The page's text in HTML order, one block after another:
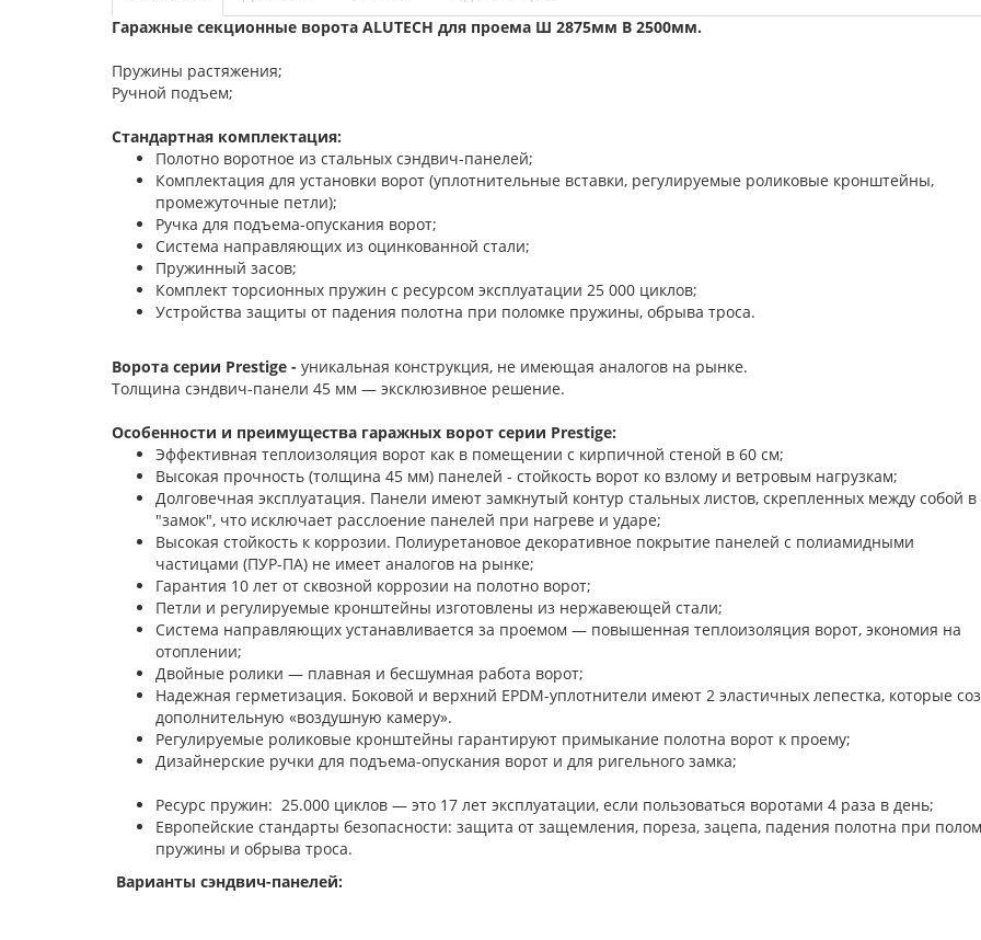
Гаражные секционные ворота ALUTECH для проема Ш 2875мм В 2500мм.
Пружины растяжения;
Ручной подъем;
Стандартная комплектация:
Полотно воротное из стальных сэндвич-панелей;
Комплектация для установки ворот (уплотнительные вставки, регулируемые роликовые кронштейны,
промежуточные петли);
Ручка для подъема-опускания ворот;
Система направляющих из оцинкованной стали;
Пружинный засов;
Комплект торсионных пружин с ресурсом эксплуатации 25 000 циклов;
Устройства защиты от падения полотна при поломке пружины, обрыва троса.
Ворота серии Prestige - уникальная конструкция, не имеющая аналогов на рынке.
Толщина сэндвич-панели 45 мм — эксклюзивное решение.
Особенности и преимущества гаражных ворот серии Prestige:
Эффективная теплоизоляция ворот как в помещении с кирпичной стеной в 60 см;
Высокая прочность (толщина 45 мм) панелей - стойкость ворот ко взлому и ветровым нагрузкам;
Долговечная эксплуатация. Панели имеют замкнутый контур стальных листов, скрепленных между собой в
"замок", что исключает расслоение панелей при нагреве и ударе;
Высокая стойкость к коррозии. Полиуретановое декоративное покрытие панелей с полиамидными
частицами (ПУР-ПА) не имеет аналогов на рынке;
Гарантия 10 лет от сквозной коррозии на полотно ворот;
Петли и регулируемые кронштейны изготовлены из нержавеющей стали;
Система направляющих устанавливается за проемом — повышенная теплоизоляция ворот, экономия на
отоплении;
Двойные ролики — плавная и бесшумная работа ворот;
Надежная герметизация. Боковой и верхний EPDM-уплотнители имеют 2 эластичных лепестка, которые
дополнительную «воздушную камеру».
Регулируемые роликовые кронштейны гарантируют примыкание полотна ворот к проему;
Дизайнерские ручки для подъема-опускания ворот и для ригельного
Ресурс пружин: 25.000 циклов — это 17 лет эксплуатации, если пользоваться воротами 4 раза в день;
Европейские стандарты безопасности: защита от защемления, пореза, зацепа, падения полотна при
пружины и обрыва троса.
Варианты сэндвич-панелей: